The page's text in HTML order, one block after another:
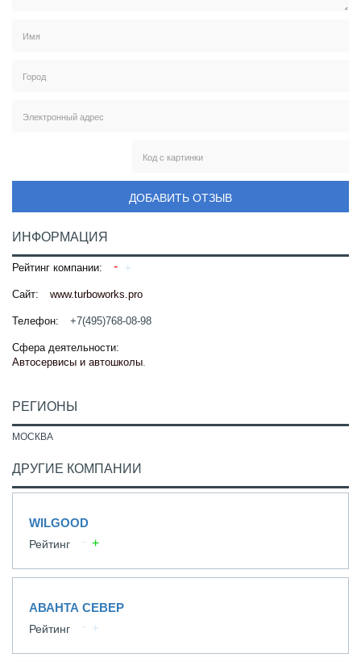
ДОБАВИТЬ ОТЗЫВ
ИНФОРМАЦИЯ
Рейтинг компании:
Сайт: www.turboworks.pro
Телефон: +7(495)768-08-98
Сфера деятельности:
Автосервисы и автошколы.
РЕГИОНЫ
МОСКВА
ДРУГИЕ КОМПАНИИ
WILGOOD
Рейтинг
АВАНТА СЕВЕР
Рейтинг